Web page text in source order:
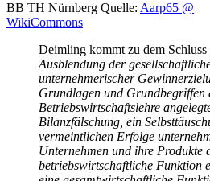
BB TH Nürnberg Quelle: Aarp65 @
WikiCommons
Deimling kommt zu dem
Ausblendung der
unternehmerischer
Grundlagen und Grundbegriffen
Betriebswirtschaftslehre
Bilanzfälschung, ein
vermeintlichen Erfolge
Unternehmen und ihre Produkte
betriebswirtschaftliche Funktion